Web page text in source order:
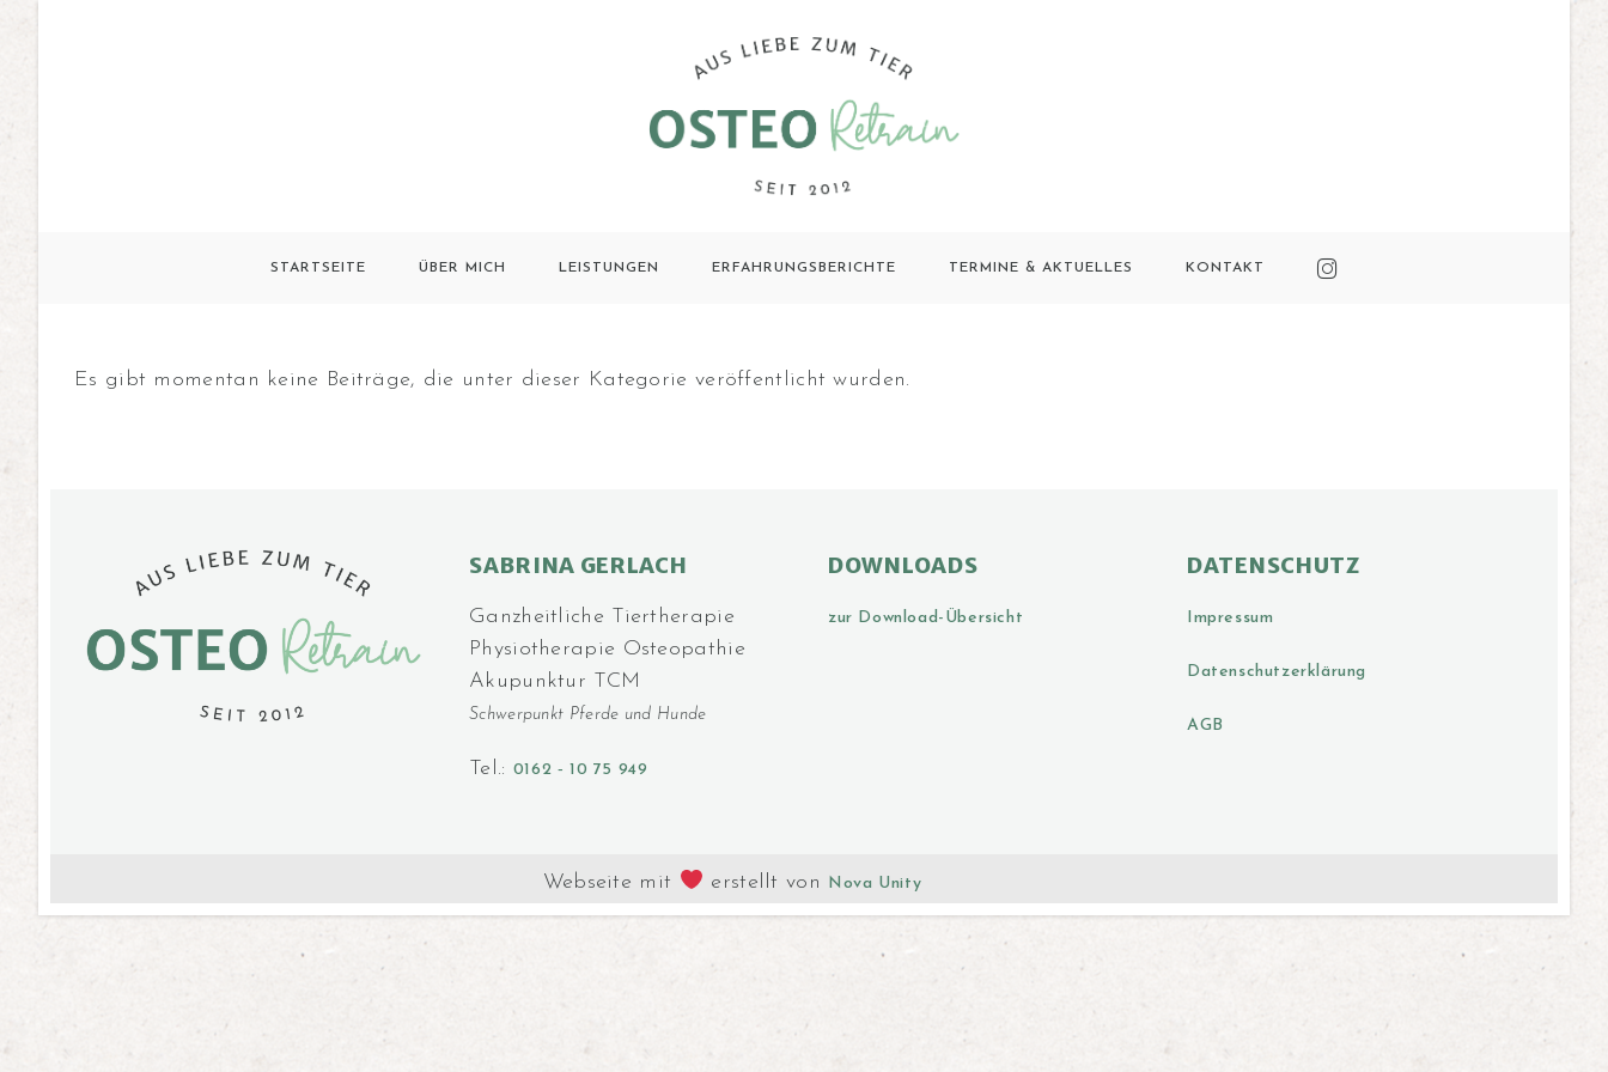
STARTSEITE ÜBER MICH LEISTUNGEN ERFAHRUNGSBERICHTE TERMINE & AKTUELLES KONTAKT
Es gibt momentan keine Beiträge, die unter dieser Kategorie veröffentlicht wurden.
SABRINA GERLACH
Ganzheitliche Tier­­thera­pie
Physiotherapie Osteo­pathie
Akupunktur TCM
Schwerpunkt Pferde und Hunde
Tel.: 0162 ‑ 10 75 949
DOWNLOADS
zur Download-Übersicht
DATENSCHUTZ
Impressum
Datenschutzerklärung
AGB
Webseite mit erstellt von Nova Unity